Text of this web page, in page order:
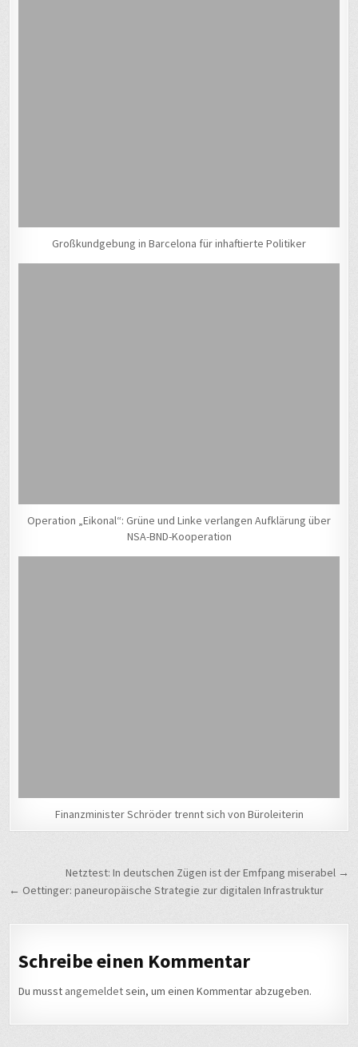
Großkundgebung in Barcelona für inhaftierte Politiker
Operation „Eikonal“: Grüne und Linke verlangen Aufklärung über
NSA-BND-Kooperation
Finanzminister Schröder trennt sich von Büroleiterin
Beitragsnavigation
Netztest: In deutschen Zügen ist der Emfpang miserabel →
← Oettinger: paneuropäische Strategie zur digitalen Infrastruktur
Schreibe einen Kommentar
Du musst angemeldetsein, um einen Kommentar abzugeben.